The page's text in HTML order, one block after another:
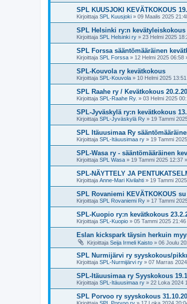
SPL KUUSJOKI KEVÄTKOKOUS
Kirjoittaja SPL Kuusjoki » 09 Maalis 2025
SPL Helsinki ry:n kevätyleiskokous
Kirjoittaja SPL Helsinki ry » 23 Helmi 2025
SPL Forssa sääntömääräinen
Kirjoittaja SPL Forssa » 12 Helmi 2025 06:58
SPL-Kouvola ry kevätkokous
Kirjoittaja SPL-Kouvola » 10 Helmi 2025 13:51
SPL Raahe ry / Kevätkokous
Kirjoittaja SPL-Raahe Ry. » 03 Helmi 2025
SPL-Jyväskylä ry:n kevätkokous
Kirjoittaja SPL-Jyväskylä Ry » 19 Tammi
SPL Itäuusimaa Ry
Kirjoittaja SPL-Itäuusimaa ry » 19 Tammi
SPL-Wasa ry - sääntömääräinen
Kirjoittaja SPL Wasa » 19 Tammi 2025 12:37
SPL-NÄYTTELY JA
Kirjoittaja Anne-Mari Kivilahti » 19 Tammi
SPL Rovaniemi KEVÄTKOKOUS su
Kirjoittaja SPL Rovaniemi Ry » 17 Tammi
SPL-Kuopio ry:n kevätkokous
Kirjoittaja SPL-Kuopio » 05 Tammi 2025 21:46
Eslan kickspark täysin herkuin
Kirjoittaja Seija Irmeli Kaisto » 06 Joulu
SPL Nurmijärvi ry syyskokous/
Kirjoittaja SPL-Nurmijärvi ry » 07 Marras
SPL-Itäuusimaa ry Syyskokous
Kirjoittaja SPL-Itäuusimaa ry » 22 Loka 2024
SPL Porvoo ry syyskokous
Kirjoittaja SPL Porvoo ry » 17 Loka 2024